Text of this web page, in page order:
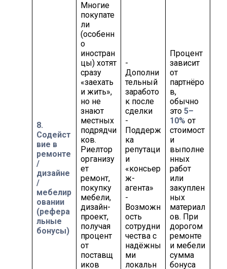
8.
Содейст
вие в
ремонте
/
дизайне
/
мебелир
овании
(рефера
льные
бонусы)
Многие
покупате
ли
(особенн
о
иностран
цы) хотят
сразу
«заехать
и жить»,
но не
знают
местных
подрядчи
ков.
Риелтор
организу
ет
ремонт,
покупку
мебели,
дизайн-
проект,
получая
процент
от
поставщ
иков
-
Дополни
тельный
заработо
к после
сделки
-
Поддерж
ка
репутаци
и
«консьер
ж-
агента»
-
Возможн
ость
сотрудни
чества с
надёжны
ми
локальн
Процент
зависит
от
партнёро
в,
обычно
это 5–
10% от
стоимост
и
выполне
нных
работ
или
закуплен
ных
материал
ов. При
дорогом
ремонте
и мебели
сумма
бонуса